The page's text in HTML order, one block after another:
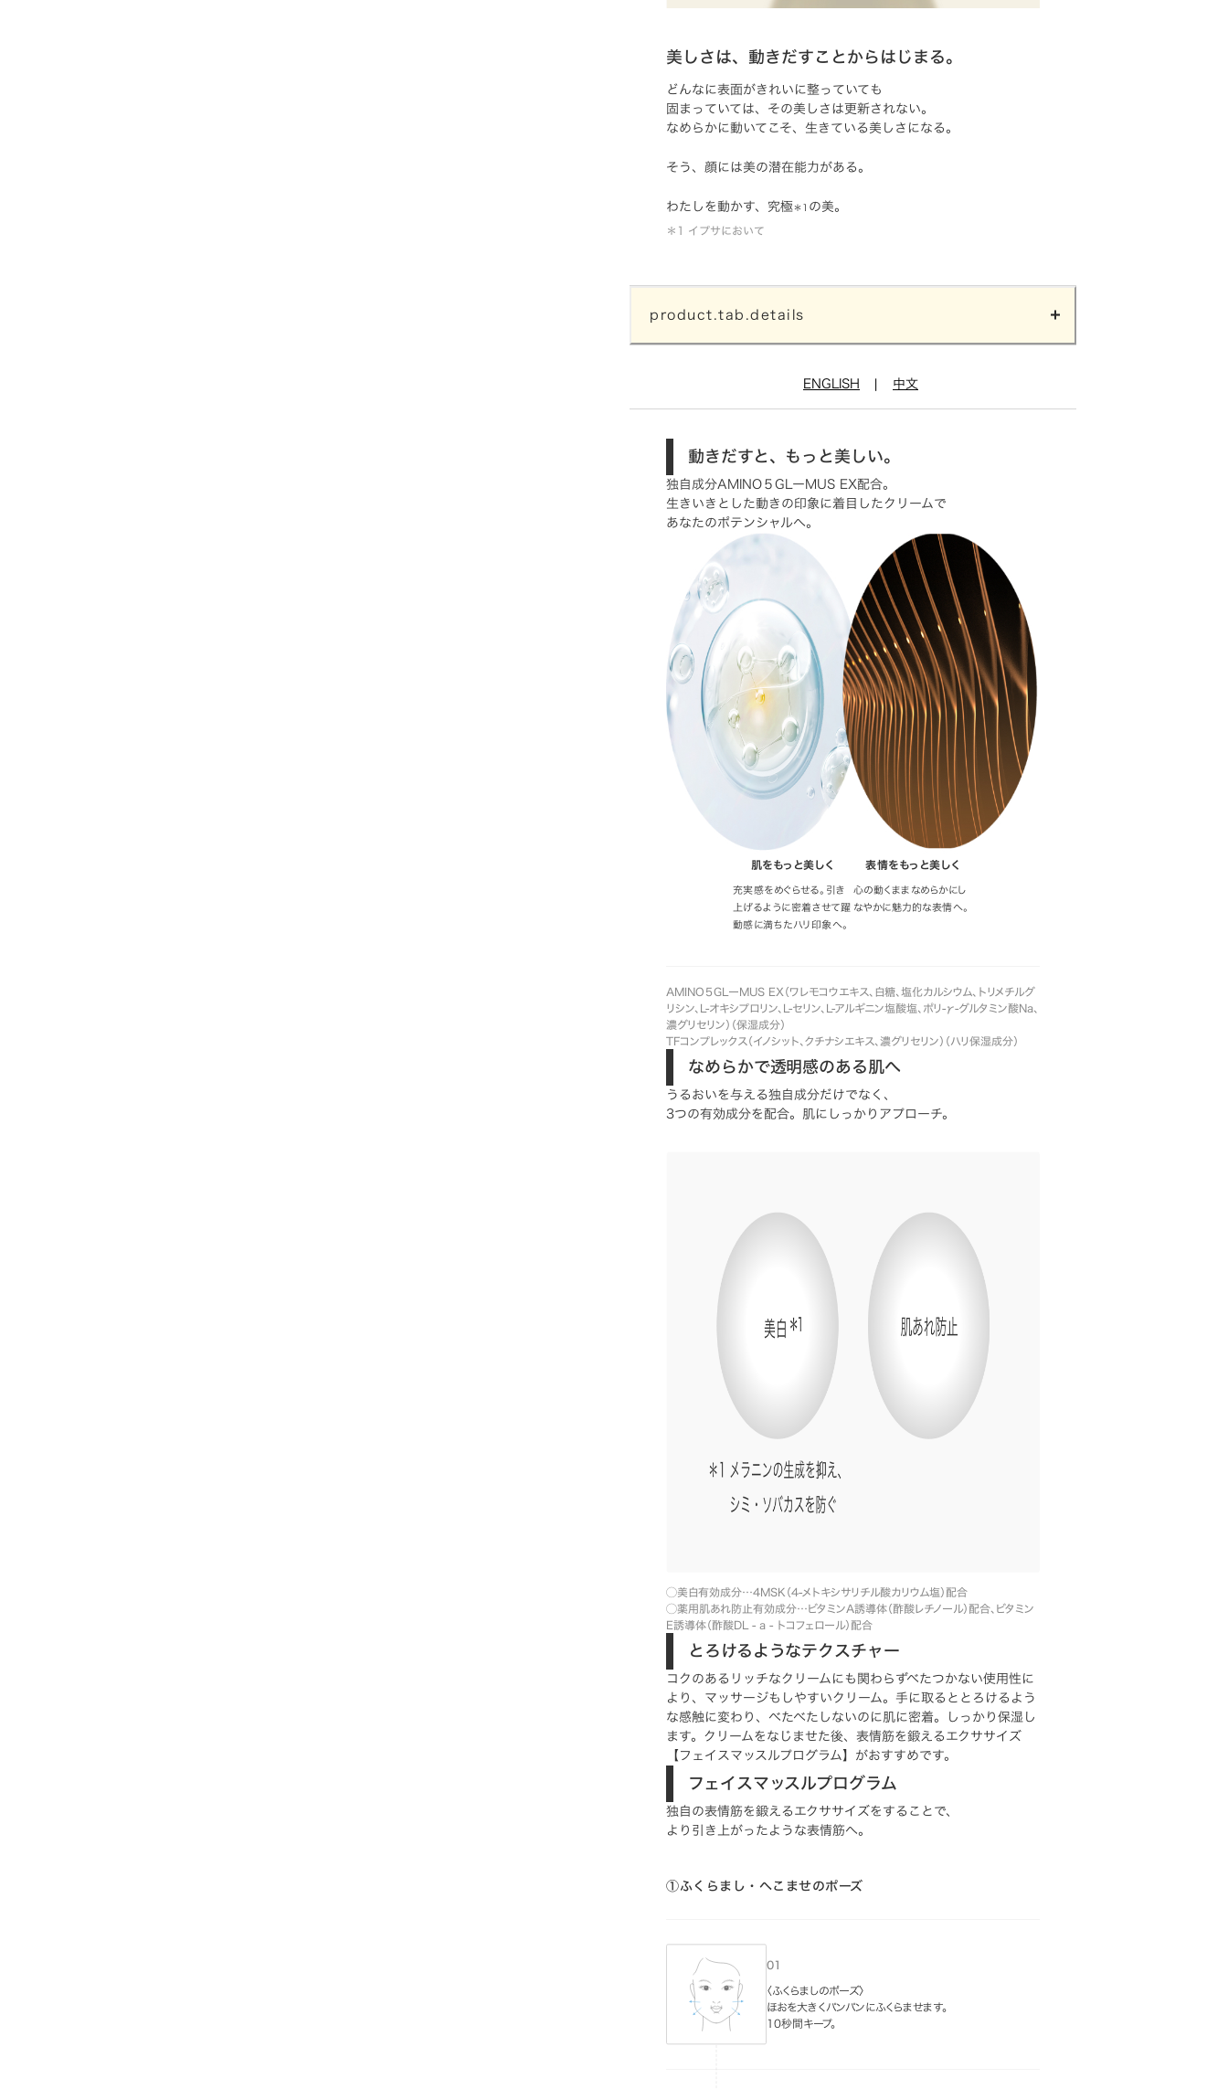
美しさは、動きだすことからはじまる。
どんなに表面がきれいに整っていても
固まっていては、その美しさは更新されない。
なめらかに動いてこそ、生きている美しさになる。
そう、顔には美の潜在能力がある。
わたしを動かす、究極＊1 の美。
＊1 イプサにおいて
product.tab.details
ENGLISH 中文
動きだすと、もっと美しい。
独自成分AMINO５GLーMUS EX配合。
生きいきとした動きの印象に着目したクリームで
あなたのポテンシャルへ。
肌をもっと美しく
充実感をめぐらせる。引き
上げるように密着させて躍
動感に満ちたハリ印象へ。
表情をもっと美しく
心の動くままなめらかにし
なやかに魅力的な表情へ。
AMINO５GLーMUS EX（ワレモコウエキス、白糖、塩化カルシウム、トリメチルグ
リシン、L-オキシプロリン、L-セリン、L-アルギニン塩酸塩、ポリ-γ-グルタミン酸Na、
濃グリセリン）（保湿成分）
TFコンプレックス（イノシット、クチナシエキス、濃グリセリン）（ハリ保湿成分）
なめらかで透明感のある肌へ
うるおいを与える独自成分だけでなく、
3つの有効成分を配合。肌にしっかりアプローチ。
◯美白有効成分…4MSK（4-メトキシサリチル酸カリウム塩）配合
◯薬用肌あれ防止有効成分…ビタミンA誘導体（酢酸レチノール）配合、ビタミン
E誘導体（酢酸DL - a - トコフェロール）配合
とろけるようなテクスチャー
コクのあるリッチなクリームにも関わらずべたつかない使用性に
より、マッサージもしやすいクリーム。手に取るととろけるよう
な感触に変わり、べたべたしないのに肌に密着。しっかり保湿し
ます。クリームをなじませた後、表情筋を鍛えるエクササイズ
【フェイスマッスルプログラム】がおすすめです。
フェイスマッスルプログラム
独自の表情筋を鍛えるエクササイズをすることで、
より引き上がったような表情筋へ。
①ふくらまし・へこませのポーズ
〈ふくらましのポーズ〉
ほおを大きくパンパンにふくらませます。
10秒間キープ。